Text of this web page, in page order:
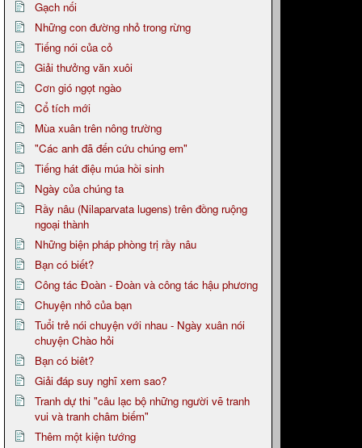
Gạch nối
Những con đường nhỏ trong rừng
Tiếng nói của cỏ
Giải thưởng văn xuôi
Cơn gió ngọt ngào
Cổ tích mới
Mùa xuân trên nông trường
"Các anh đã đến cứu chúng em"
Tiếng hát điệu múa hồi sinh
Ngày của chúng ta
Rầy nâu (Nilaparvata lugens) trên đồng ruộng
ngoại thành
Những biện pháp phòng trị rầy nâu
Bạn có biết?
Công tác Đoàn - Đoàn và công tác hậu phương
Chuyện nhỏ của bạn
Tuổi trẻ nói chuyện với nhau - Ngày xuân nói
chuyện Chào hỏi
Bạn có biêt?
Giải đáp suy nghĩ xem sao?
Tranh dự thi "câu lạc bộ những người vẽ tranh
vui và tranh châm biếm"
Thêm một kiện tướng